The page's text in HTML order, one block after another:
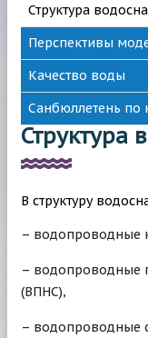
О
НОВОСТИ
ОТКЛЮЧЕНИЯ
КОНТАКТЫ
HAWLE
Структура
Перспективы
Качество воды
Санбюллетень по
Структура
В структуру
– водопроводные
– водопроводные
(ВПНС),
– водопроводные